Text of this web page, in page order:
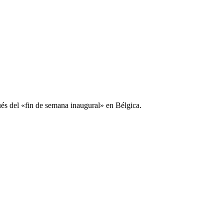
del «fin de semana inaugural» en Bélgica.